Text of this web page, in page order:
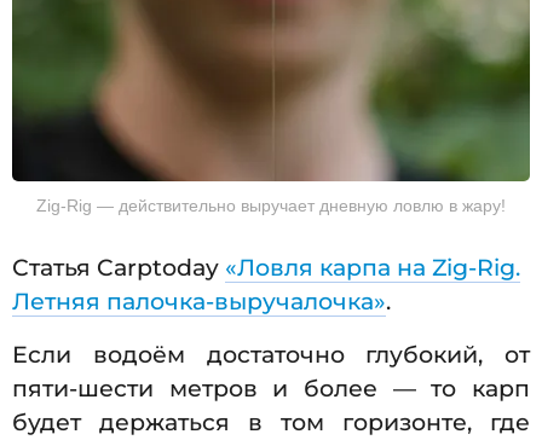
Zig-Rig — действительно выручает дневную ловлю в жару!
Статья Carptoday «Ловля карпа на Zig-Rig.
Летняя палочка-выручалочка».
Если водоём достаточно глубокий, от
пяти-шести метров и более — то карп
будет держаться в том горизонте, где